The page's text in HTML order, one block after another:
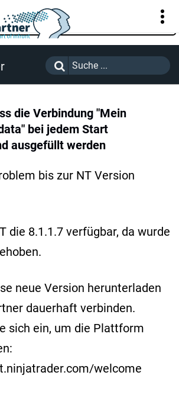
KUNDENPORTAL
die Verbindung "Mein
bei jedem Start
ausgefüllt werden
bis zur NT Version
die 8.1.1.7 verfügbar, da wurde
neue Version herunterladen
dauerhaft verbinden.
sich ein, um die Plattform
welcome